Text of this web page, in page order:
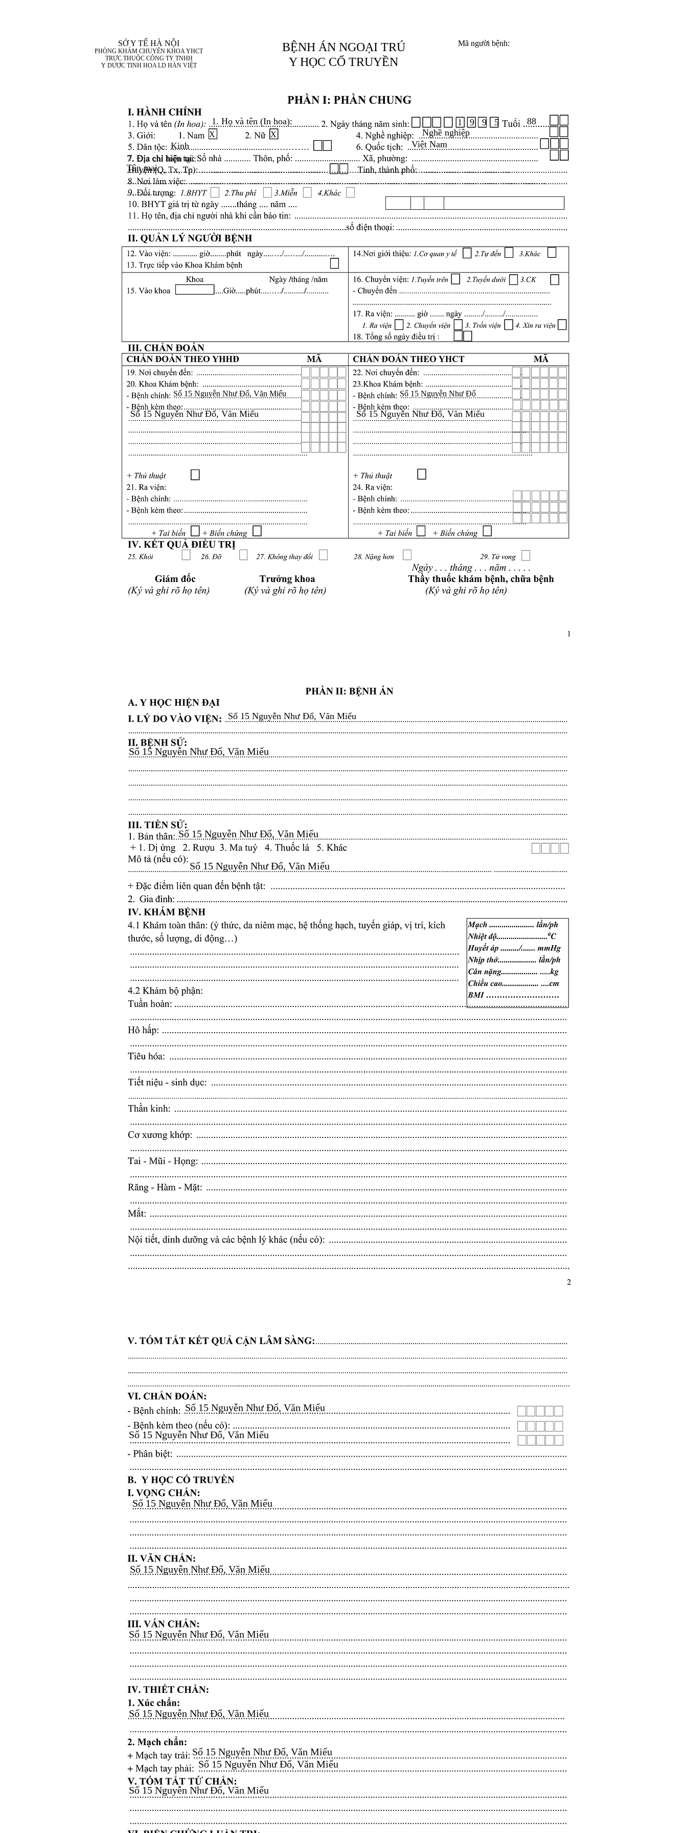
SỞ Y TẾ HÀ NỘI
PHÒNG KHÁM CHUYÊN KHOA YHCT
TRỰC THUỘC CÔNG TY TNHH
Y DƯỢC TINH HOA LD HÀN VIỆT
BỆNH ÁN NGOẠI TRÚ
Y HỌC CỔ TRUYỀN
Mã người bệnh:
1. Họ và tên (In hoa): 1 9 9 5 88
X X
Nghề nghiệp
Việt Nam
Kinh
7. Địa chỉ hiện tại:
......................................................................................................................................................
....................................................................................................................................................................
..................
Tân mai
Số 15 Nguyễn Như Đổ, Văn Miếu
Số 15 Nguyễn Như Đổ, Văn Miếu
Số 15 Nguyễn Như Đổ
Số 15 Nguyễn Như Đổ, Văn Miếu
Số 15 Nguyễn Như Đổ, Văn Miếu
Số 15 Nguyễn Như Đổ, Văn Miếu​​​​
Số 15 Nguyễn Như Đổ, Văn Miếu​​​​
Số 15 Nguyễn Như Đổ, Văn Miếu​​​​
Số 15 Nguyễn Như Đổ, Văn Miếu​​​​
Số 15 Nguyễn Như Đổ, Văn Miếu​​​​
Số 15 Nguyễn Như Đổ, Văn Miếu​​​​
Số 15 Nguyễn Như Đổ, Văn Miếu​​​​
Số 15 Nguyễn Như Đổ, Văn Miếu​​​​
Số 15 Nguyễn Như Đổ, Văn Miếu​​​​
Số 15 Nguyễn Như Đổ, Văn Miếu​​​​
Số 15 Nguyễn Như Đổ, Văn Miếu​​​​
Số 15 Nguyễn Như Đổ, Văn Miếu​​​​